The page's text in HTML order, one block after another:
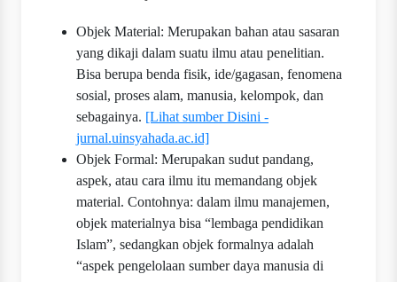
Objek Material: Merupakan bahan atau sasaran
yang dikaji dalam suatu ilmu atau penelitian.
Bisa berupa benda fisik, ide/gagasan, fenomena
sosial, proses alam, manusia, kelompok, dan
sebagainya. [Lihat sumber Disini -
jurnal.uinsyahada.ac.id]
Objek Formal: Merupakan sudut pandang,
aspek, atau cara ilmu itu memandang objek
material. Contohnya: dalam ilmu manajemen,
objek materialnya bisa “lembaga pendidikan
Islam”, sedangkan objek formalnya adalah
“aspek pengelolaan sumber daya manusia di